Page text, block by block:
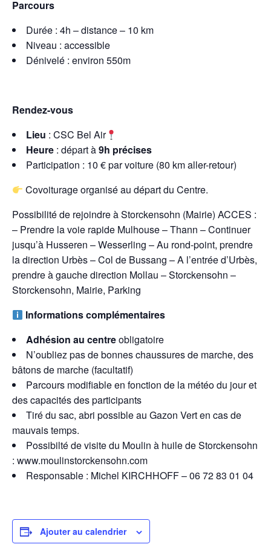
Parcours
Durée : 4h – distance – 10 km
Niveau : accessible
Dénivelé : environ 550m
Rendez-vous
Lieu : CSC Bel Air
Heure : départ à9h précises
Participation : 10 € par voiture (80 km aller-retour)
Covoiturage organisé au départ du Centre.
Possibilité de rejoindre à Storckensohn (Mairie) ACCES :
– Prendre la voie rapide Mulhouse – Thann – Continuer
jusqu’à Husseren – Wesserling – Au rond-point, prendre
la direction Urbès – Col de Bussang – A l’entrée d’Urbès,
prendre à gauche direction Mollau – Storckensohn –
Storckensohn, Mairie, Parking
Informations complémentaires
Adhésion au centreobligatoire
N’oubliez pas de bonnes chaussures de marche, des
bâtons de marche (facultatif)
Parcours modifiable en fonction de la météo du jour et
des capacités des participants
Tiré du sac, abri possible au Gazon Vert en cas de
mauvais temps.
Possibilté de visite du Moulin à huile de Storckensohn
: www.moulinstorckensohn.com
Responsable : Michel KIRCHHOFF – 06 72 83 01 04
Ajouter au calendrier